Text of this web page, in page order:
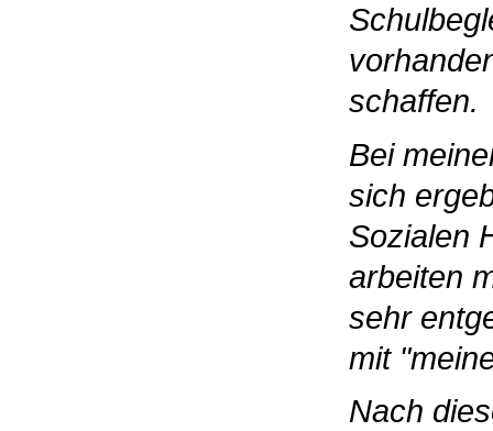
schaffen.
Bei
sich
Sozialen
arbeiten
sehr
mit
Nach